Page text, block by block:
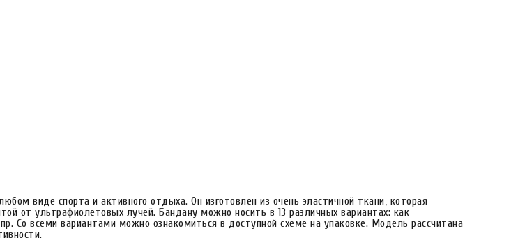
виде спорта и активного отдыха. Он изготовлен из очень эластичной ткани, которая
от ультрафиолетовых лучей. Бандану можно носить в 13 различных вариантах: как
Со всеми вариантами можно ознакомиться в доступной схеме на упаковке. Модель рассчитана